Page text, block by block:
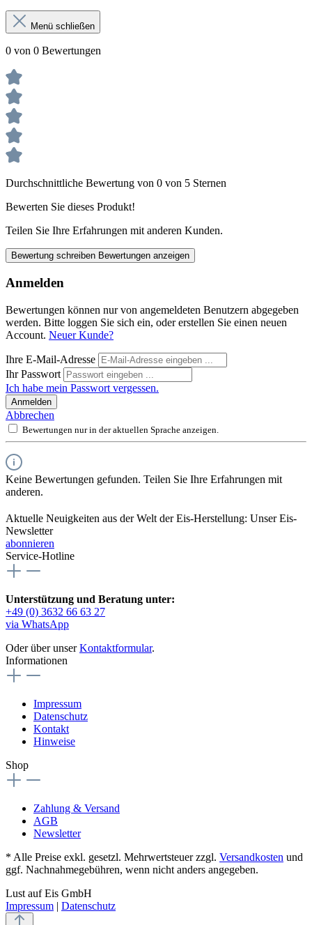
Menü schließen
0 von 0 Bewertungen
Durchschnittliche Bewertung von 0 von 5 Sternen
Bewerten Sie dieses Produkt!
Teilen Sie Ihre Erfahrungen mit anderen Kunden.
Bewertung schreiben Bewertungen anzeigen
Anmelden
Bewertungen können nur von angemeldeten Benutzern abgegeben
werden. Bitte loggen Sie sich ein, oder erstellen Sie einen neuen
Account. Neuer Kunde?
Ihre E-Mail-Adresse
Ihr Passwort
Ich habe mein Passwort vergessen.
Anmelden
Abbrechen
Bewertungen nur in der aktuellen Sprache anzeigen.
Keine Bewertungen gefunden. Teilen Sie Ihre Erfahrungen mit
anderen.
Aktuelle Neuigkeiten aus der Welt der Eis-Herstellung: Unser Eis-
Newsletter
abonnieren
Service-Hotline
Unterstützung und Beratung unter:
+49 (0) 3632 66 63 27
via WhatsApp
Oder über unserKontaktformular.
Informationen
Impressum
Datenschutz
Kontakt
Hinweise
Shop
Zahlung & Versand
AGB
Newsletter
* Alle Preise exkl. gesetzl. Mehrwertsteuer zzgl. Versandkosten und
ggf. Nachnahmegebühren, wenn nicht anders angegeben.
Lust auf Eis GmbH
Impressum | Datenschutz